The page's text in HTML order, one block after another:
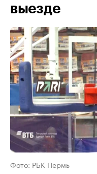
выезде
Фото: РБК Пермь